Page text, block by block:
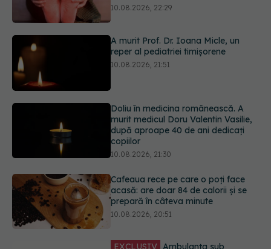
reper al pediatriei timișorene
Doliu în medicina românească. A
copiilor
10.08.2026, 21:30
Cafeaua rece pe care o poți face
acasă: are doar 84 de calorii și se
10.08.2026, 20:51
EXCLUSIV
presiune. Dr. Alis Grasu (SABIF), la
10.08.2026, 20:19